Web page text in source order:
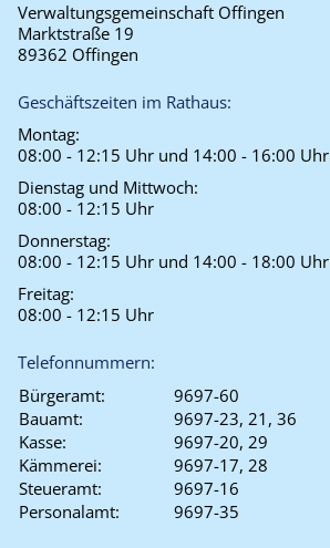
Verwaltungsgemeinschaft Offingen
Marktstraße 19
89362 Offingen
Geschäftszeiten im Rathaus:
Montag:
08:00 - 12:15 Uhr und 14:00 - 16:00 Uhr
Dienstag und Mittwoch:
08:00 - 12:15 Uhr
Donnerstag:
08:00 - 12:15 Uhr und 14:00 - 18:00 Uhr
Freitag:
08:00 - 12:15 Uhr
Telefonnummern:
Bürgeramt:
9697-60
Bauamt:
9697-23, 21, 36
Kasse:
9697-20, 29
Kämmerei:
9697-17, 28
Steueramt:
9697-16
Personalamt:
9697-35